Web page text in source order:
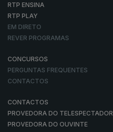
RTP ENSINA
RTP PLAY
EM DIRETO
REVER PROGRAMAS
CONCURSOS
PERGUNTAS FREQUENTES
CONTACTOS
CONTACTOS
PROVEDORA DO TELESPECTADOR
PROVEDORA DO OUVINTE